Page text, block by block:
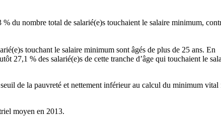
% du nombre total de salarié(e)s touchaient le salaire minimum,
(e)s touchant le salaire minimum sont âgés de plus de 25 ans. En
27,1 % des salarié(e)s de cette tranche d’âge qui touchaient le
seuil de la pauvreté et nettement inférieurau calcul du minimum vital
moyen en 2013.